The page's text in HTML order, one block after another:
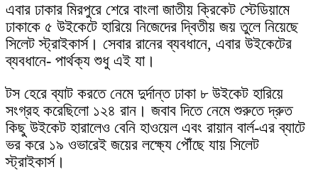
এবার ঢাকার মিরপুরে শেরে বাংলা জাতীয় ক্রিকেট স্টেডিয়ামে
ঢাকাকে ৫ উইকেটে হারিয়ে নিজেদের দ্বিতীয় জয় তুলে নিয়েছে
সিলেট স্ট্রাইকার্স। সেবার রানের ব্যবধানে, এবার উইকেটের
ব্যবধানে- পার্থক্য শুধু এই যা।
টস হেরে ব্যাট করতে নেমে দুর্দান্ত ঢাকা ৮ উইকেট হারিয়ে
সংগ্রহ করেছিলো ১২৪ রান। জবাব দিতে নেমে শুরুতে দ্রুত
কিছু উইকেট হারালেও বেনি হাওয়েল এবং রায়ান বার্ল-এর ব্যাটে
ভর করে ১৯ ওভারেই জয়ের লক্ষ্যে পৌঁছে যায় সিলেট
স্ট্রাইকার্স।